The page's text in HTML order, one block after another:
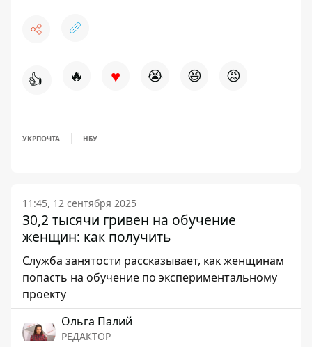
👍 🔥 ♥ 😭 😆 😡
УКРПОЧТА НБУ
11:45, 12 сентября 2025
30,2 тысячи гривен на обучение
женщин: как получить
Служба занятости рассказывает, как женщинам
попасть на обучение по экспериментальному
проекту
Ольга Палий
РЕДАКТОР